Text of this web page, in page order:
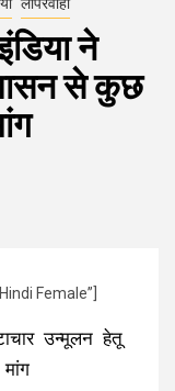
ने
से कुछ
Female”]
उन्मूलन हेतू